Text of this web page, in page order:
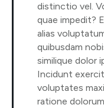
distinctio vel.
quae impedit?
alias
quibusdam
similique dolor
Incidunt
voluptates
ratione